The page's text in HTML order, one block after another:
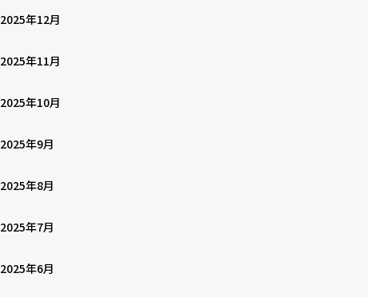
2025年12月
2025年11月
2025年10月
2025年9月
2025年8月
2025年7月
2025年6月